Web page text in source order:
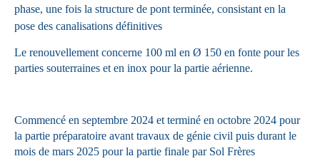
phase, une fois la structure de pont terminée, consistant en la
pose des canalisations définitives
Le renouvellement concerne 100 ml en Ø 150 en fonte pour les
parties souterraines et en inox pour la partie aérienne.
Commencé en septembre 2024 et terminé en octobre 2024 pour
la partie préparatoire avant travaux de génie civil puis durant le
mois de mars 2025 pour la partie finale par Sol Frères